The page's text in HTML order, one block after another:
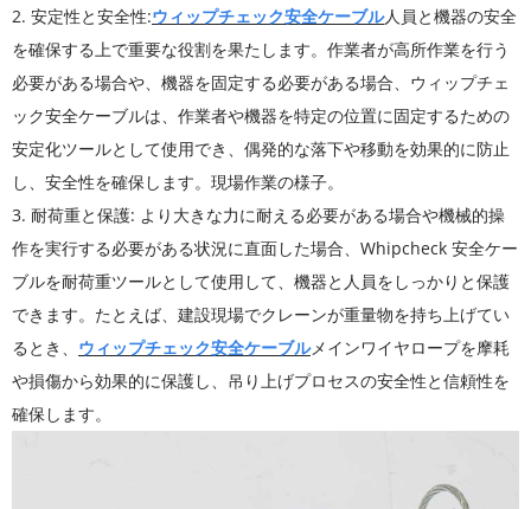
2. 安定性と安全性:ウィップチェック安全ケーブル人員と機器の安全
を確保する上で重要な役割を果たします。作業者が高所作業を行う
必要がある場合や、機器を固定する必要がある場合、ウィップチェ
ック安全ケーブルは、作業者や機器を特定の位置に固定するための
安定化ツールとして使用でき、偶発的な落下や移動を効果的に防止
し、安全性を確保します。現場作業の様子。
3. 耐荷重と保護: より大きな力に耐える必要がある場合や機械的操
作を実行する必要がある状況に直面した場合、Whipcheck 安全ケー
ブルを耐荷重ツールとして使用して、機器と人員をしっかりと保護
できます。たとえば、建設現場でクレーンが重量物を持ち上げてい
るとき、 ウィップチェック安全ケーブルメインワイヤロープを摩耗
や損傷から効果的に保護し、吊り上げプロセスの安全性と信頼性を
確保します。